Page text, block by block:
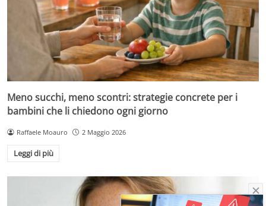
Meno succhi, meno scontri: strategie concrete per i
bambini che li chiedono ogni giorno
Raffaele Moauro 2 Maggio 2026
Leggi di più